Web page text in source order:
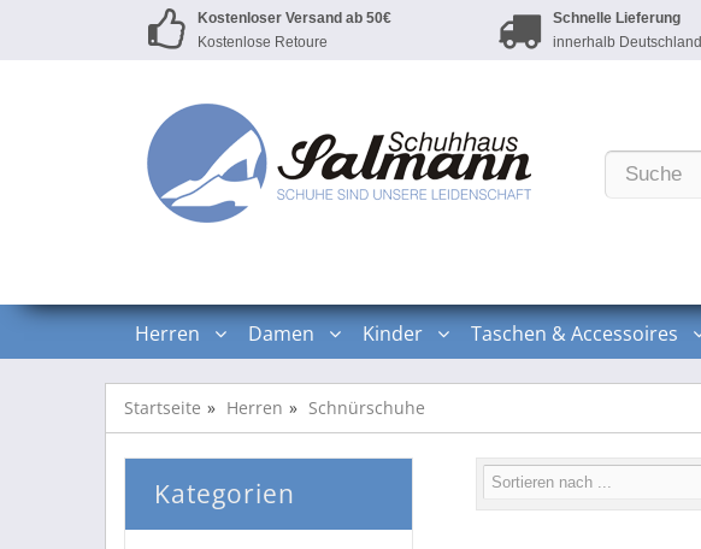
Kostenloser Versand ab 50€
Kostenlose Retoure
Schnelle Lieferung
innerhalb Deutschland
Herren Damen Kinder Taschen & Accessoires
Startseite Herren Schnürschuhe
Kategorien